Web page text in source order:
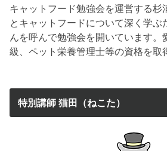
キャットフード勉強会を運営する杉
とキャットフードについて深く学ぶ
んを呼んで勉強会を開いています。
級、ペット栄養管理士等の資格を取
特別講師 猫田（ねこた）